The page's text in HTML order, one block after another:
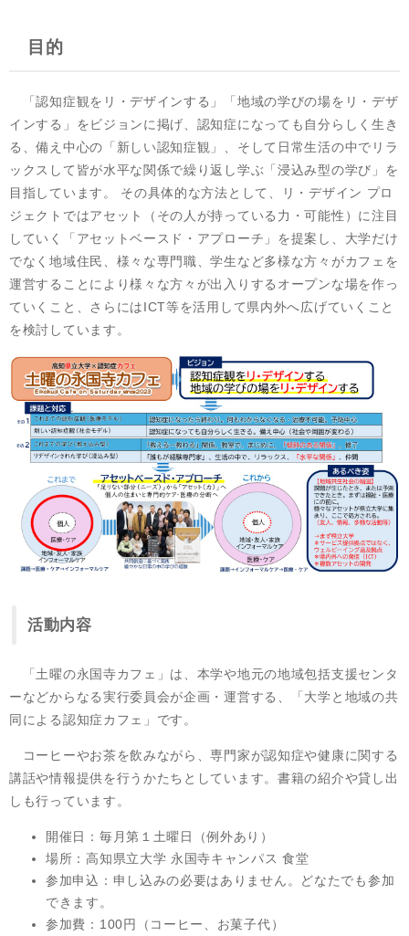
目的
「認知症観をリ・デザインする」「地域の学びの場をリ・デザ
インする」をビジョンに掲げ、認知症になっても自分らしく生き
る、備え中心の「新しい認知症観」、そして日常生活の中でリラ
ックスして皆が水平な関係で繰り返し学ぶ「浸込み型の学び」を
目指しています。 その具体的な方法として、リ・デザイン プロ
ジェクトではアセット（その人が持っている力・可能性）に注目
していく「アセットベースド・アプローチ」を提案し、大学だけ
でなく地域住民、様々な専門職、学生など多様な方々がカフェを
運営することにより様々な方々が出入りするオープンな場を作っ
ていくこと、さらにはICT等を活用して県内外へ広げていくこと
を検討しています。
活動内容
「土曜の永国寺カフェ」は、本学や地元の地域包括支援センタ
ーなどからなる実行委員会が企画・運営する、「大学と地域の共
同による認知症カフェ」です。
コーヒーやお茶を飲みながら、専門家が認知症や健康に関する
講話や情報提供を行うかたちとしています。書籍の紹介や貸し出
しも行っています。
開催日：毎月第１土曜日（例外あり）
場所：高知県立大学 永国寺キャンパス 食堂
参加申込：申し込みの必要はありません。どなたでも参加
できます。
参加費：100円（コーヒー、お菓子代）